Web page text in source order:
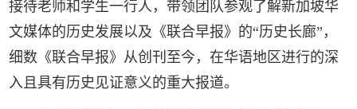
接待老师和学生一行人，带领团队参观了解新加坡华
文媒体的历史发展以及《联合早报》的“历史长廊”，
细数《联合早报》从创刊至今，在华语地区进行的深
入且具有历史见证意义的重大报道。